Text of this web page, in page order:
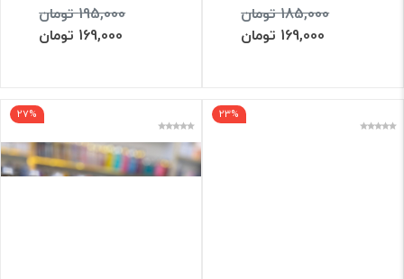
185,000 تومان
169,000 تومان
195,000 تومان
169,000 تومان
23%
27%